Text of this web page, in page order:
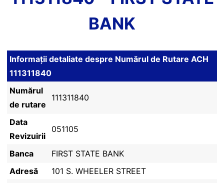
BANK
Informații detaliate despre Numărul de Rutare ACH
111311840
Numărul
de rutare
111311840
Data
Revizuirii
051105
Banca
FIRST STATE BANK
Adresă
101 S. WHEELER STREET